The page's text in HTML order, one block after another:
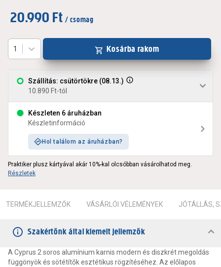
20.990 Ft / csomag
Szállítás: csütörtökre (08.13.)
10.890 Ft-tól
Készleten 6 áruházban
Készletinformáció
Hol találom az áruházban?
1 Kosárba rakom
Praktiker plusz kártyával akár 10%-kal olcsóbban vásárolhatod meg.
Részletek
TERMÉKJELLEMZŐK VÁSÁRLÓI VÉLEMÉNYEK JÓTÁLLÁS,
Szakértőnk által kiemelt jellemzők
A Cyprus 2 soros alumínium karnis modern és diszkrét megoldás
függönyök és sötétítők esztétikus rögzítéséhez. Az előlapos